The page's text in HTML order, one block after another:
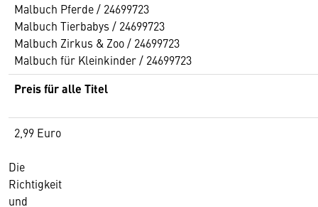
Malbuch Pferde / 24699723
Malbuch Tierbabys / 24699723
Malbuch Zirkus & Zoo / 24699723
Malbuch für Kleinkinder / 24699723
Preis für alle Titel
2,99 Euro
Die
Richtigkeit
und